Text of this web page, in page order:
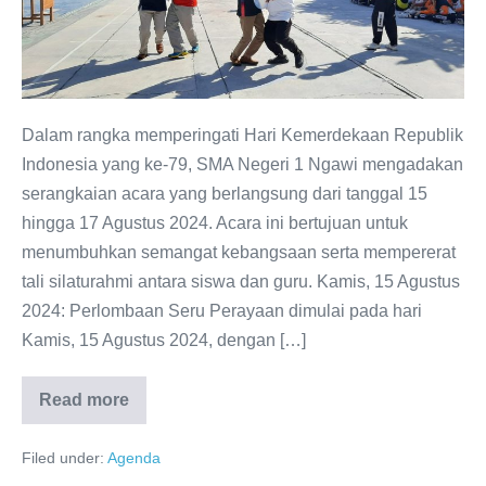
SMA
Negeri
Ngawi
Gelar
Serangkaian
Kegiatan
Spektakuler
Dalam rangka memperingati Hari Kemerdekaan Republik
Indonesia yang ke-79, SMA Negeri 1 Ngawi mengadakan
serangkaian acara yang berlangsung dari tanggal 15
hingga 17 Agustus 2024. Acara ini bertujuan untuk
menumbuhkan semangat kebangsaan serta mempererat
tali silaturahmi antara siswa dan guru. Kamis, 15 Agustus
2024: Perlombaan Seru Perayaan dimulai pada hari
Kamis, 15 Agustus 2024, dengan […]
Read more
Meriahkan
HUT
ke-
Filed under: Agenda